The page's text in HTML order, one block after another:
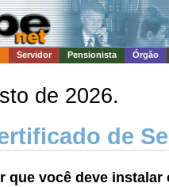
Servidor Pensionista Órgão
de 2026.
de
que você deve